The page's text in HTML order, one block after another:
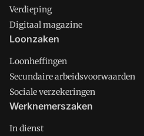
Verdieping
Digitaal magazine
Loonzaken
Loonheffingen
Secundaire arbeidsvoorwaarden
Sociale verzekeringen
Werknemerszaken
In dienst